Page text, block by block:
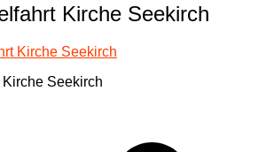
Kirche Seekirch
Seekirch